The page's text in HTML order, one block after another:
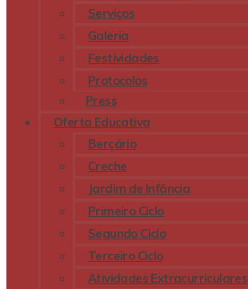
Serviços
Galeria
Festividades
Protocolos
Press
Oferta Educativa
Berçário
Creche
Jardim de Infância
Primeiro Ciclo
Segundo Ciclo
Terceiro Ciclo
Atividades Extracurriculares